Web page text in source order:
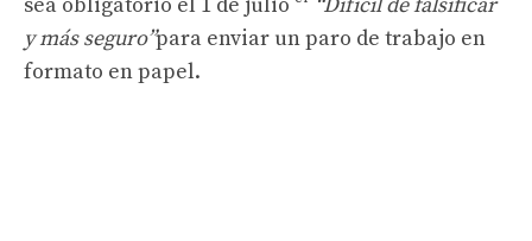
y más seguro”para enviar un paro de trabajo en
formato en papel.